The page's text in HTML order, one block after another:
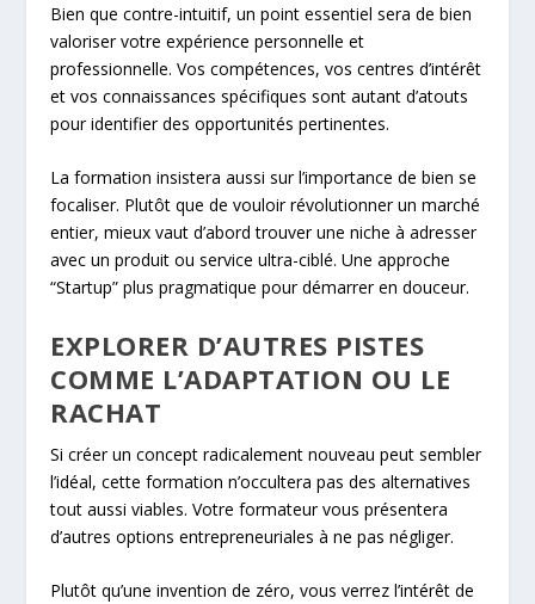
Bien que contre-intuitif, un point essentiel sera de bien
valoriser votre expérience personnelle et
professionnelle. Vos compétences, vos centres d’intérêt
et vos connaissances spécifiques sont autant d’atouts
pour identifier des opportunités pertinentes.
La formation insistera aussi sur l’importance de bien se
focaliser. Plutôt que de vouloir révolutionner un marché
entier, mieux vaut d’abord trouver une niche à adresser
avec un produit ou service ultra-ciblé. Une approche
“Startup” plus pragmatique pour démarrer en douceur.
EXPLORER D’AUTRES PISTES
COMME L’ADAPTATION OU LE
RACHAT
Si créer un concept radicalement nouveau peut sembler
l’idéal, cette formation n’occultera pas des alternatives
tout aussi viables. Votre formateur vous présentera
d’autres options entrepreneuriales à ne pas négliger.
Plutôt qu’une invention de zéro, vous verrez l’intérêt de